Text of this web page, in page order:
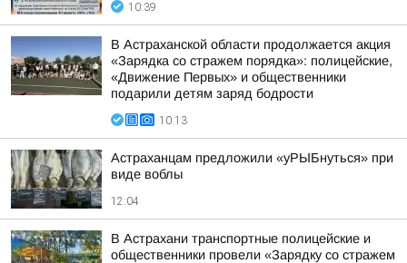
10:39
В Астраханской области продолжается акция
«Зарядка со стражем порядка»: полицейские,
«Движение Первых» и общественники
подарили детям заряд бодрости
10:13
Астраханцам предложили «уРЫБнуться» при
виде воблы
12:04
В Астрахани транспортные полицейские и
общественники провели «Зарядку со стражем